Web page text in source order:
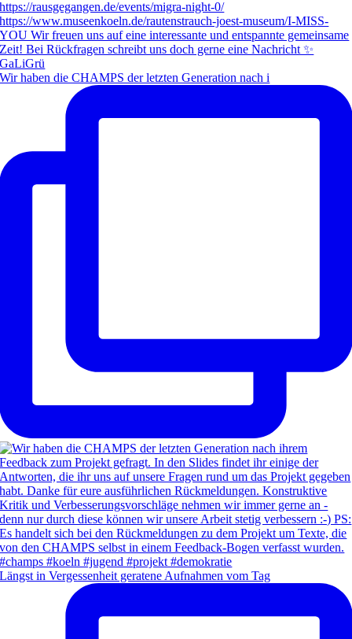
Wir haben die CHAMPS der letzten Generation nach i
Längst in Vergessenheit geratene Aufnahmen vom Tag